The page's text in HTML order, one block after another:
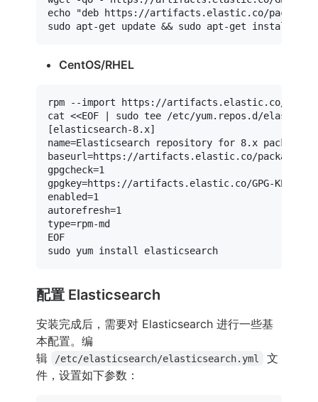
echo
"deb https://artifacts.elastic.co/
sudo apt-get update && sudo
CentOS/RHEL
cat <<EOF | sudo tee /etc/yum.repos.d/
[elasticsearch-8.x]
name=Elasticsearch repository for 8.x packages
baseurl=https://artifacts.elastic.co/packages/
gpgcheck=1
gpgkey=https://artifacts.elastic.co/GPG-KEY-
enabled=1
autorefresh=1
type=rpm-md
EOF
sudo
配置 Elasticsearch
安装完成后，需要对 Elasticsearch 进行一些基
本配置。编
辑
/etc/elasticsearch/elasticsearch.yml
文
件，设置如下参数：